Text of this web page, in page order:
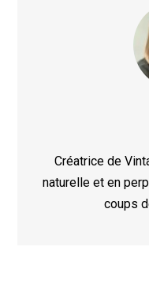
Créatrice de
naturelle et en
coups